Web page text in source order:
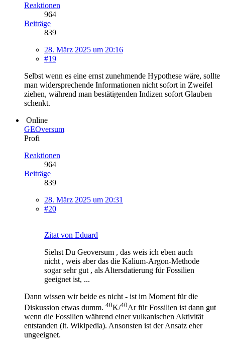
Reaktionen
964
Beiträge
839
28. März 2025 um 20:16
#19
Selbst wenn es eine ernst zunehmende Hypothese wäre, sollte
man widersprechende Informationen nicht sofort in Zweifel
ziehen, während man bestätigenden Indizen sofort Glauben
schenkt.
Online
GEOversum
Profi
Reaktionen
964
Beiträge
839
28. März 2025 um 20:31
#20
Zitat von Eduard
Siehst Du Geoversum , das weis ich eben auch
nicht , weis aber das die Kalium-Argon-Methode
sogar sehr gut , als Altersdatierung für Fossilien
geeignet ist, ...
Dann wissen wir beide es nicht - ist im Moment für die
Diskussion etwas dumm. 40K/40Ar für Fossilien ist dann gut
wenn die Fossilien während einer vulkanischen Aktivität
entstanden (lt. Wikipedia). Ansonsten ist der Ansatz eher
ungeeignet.